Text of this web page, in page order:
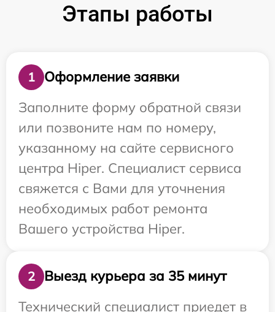
Этапы работы
1
Оформление заявки
Заполните форму обратной связи
или позвоните нам по номеру,
указанному на сайте сервисного
центра Hiper. Специалист сервиса
свяжется с Вами для уточнения
необходимых работ ремонта
Вашего устройства Hiper.
2
Выезд курьера за 35 минут
Технический специалист приедет в